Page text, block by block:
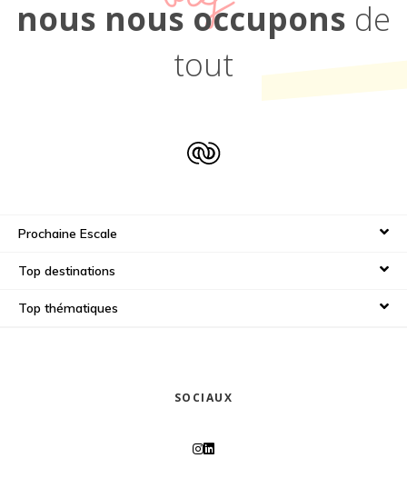
nous nous occupons de
tout
Prochaine Escale
Top destinations
Top thématiques
SOCIAUX